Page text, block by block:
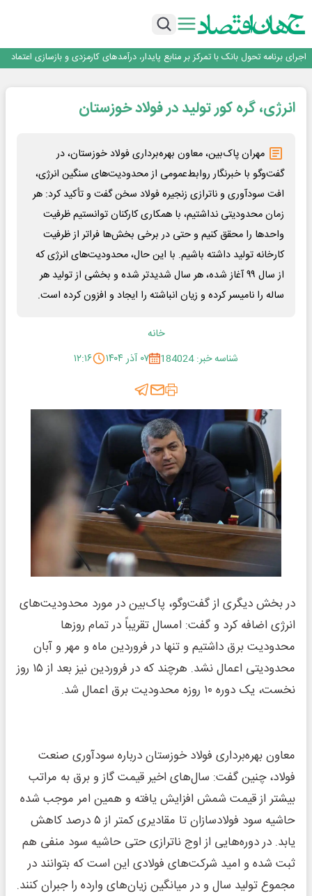
پیام مدیرعامل بانک توسعه تعاون به مناسبت ۱۵ مرداد، سالروز تأسیس بانک
اجرای برنامه تحول بانک با تمرکز بر منابع پایدار، درآمدهای کارمزدی و بازسازی اعتماد
مشتریان
داد
روایت بانک ایران زمین از بانکداری نوین با خلق تجربه برای مشتری
پیام مدیرعامل بانک توسعه تعاون به مناسبت ۱۵ مرداد، سالروز تأسیس بانک
سرپرست اداره کل روابط عمومی بیمه مرکزی منصوب شد
مشتریان
بانک مهر ایران بیش از ۷۰ میلیارد تومان به برنامه‌های مسئولیت اجتماعی اختصاص
انرژی، گره کور تولید در فولاد خوزستان
مهران پاک‌بین، معاون بهره‌برداری فولاد خوزستان، در
گفت‌وگو با خبرنگار روابط‌عمومی از محدودیت‌های سنگین انرژی،
افت سودآوری و ناترازی زنجیره فولاد سخن گفت و تأکید کرد: هر
زمان محدودیتی نداشتیم، با همکاری کارکنان توانستیم ظرفیت
واحدها را محقق کنیم و حتی در برخی بخش‌ها فراتر از ظرفیت
کارخانه تولید داشته باشیم. با این حال، محدودیت‌های انرژی که
از سال ۹۹ آغاز شده، هر سال شدیدتر شده و بخشی از تولید هر
ساله را نامیسر کرده و زیان انباشته را ایجاد و افزون کرده است.
خانه
شناسه خبر: 184024
۰۷ آذر ۱۴۰۴ ۱۲:۱۶
در بخش دیگری از گفت‌وگو، پاک‌بین در مورد محدودیت‌های
انرژی اضافه کرد و گفت: امسال تقریباً در تمام روزها
محدودیت برق داشتیم و تنها در فروردین ماه و مهر و آبان
محدودیتی اعمال نشد. هرچند که در فروردین نیز بعد از ۱۵ روز
نخست، یک دوره ۱۰ روزه محدودیت برق اعمال شد.
معاون بهره‌برداری فولاد خوزستان درباره سودآوری صنعت
فولاد، چنین گفت: سال‌های اخیر قیمت گاز و برق به‌ مراتب
بیشتر از قیمت شمش افزایش یافته و همین امر موجب شده
حاشیه سود فولادسازان تا مقادیری کمتر از ۵ درصد کاهش
یابد. در دوره‌هایی از اوج ناترازی حتی حاشیه سود منفی هم
ثبت شده و امید شرکت‌های فولادی این است که بتوانند در
مجموع تولید سال و در میانگین زیان‌های وارده را جبران کنند.